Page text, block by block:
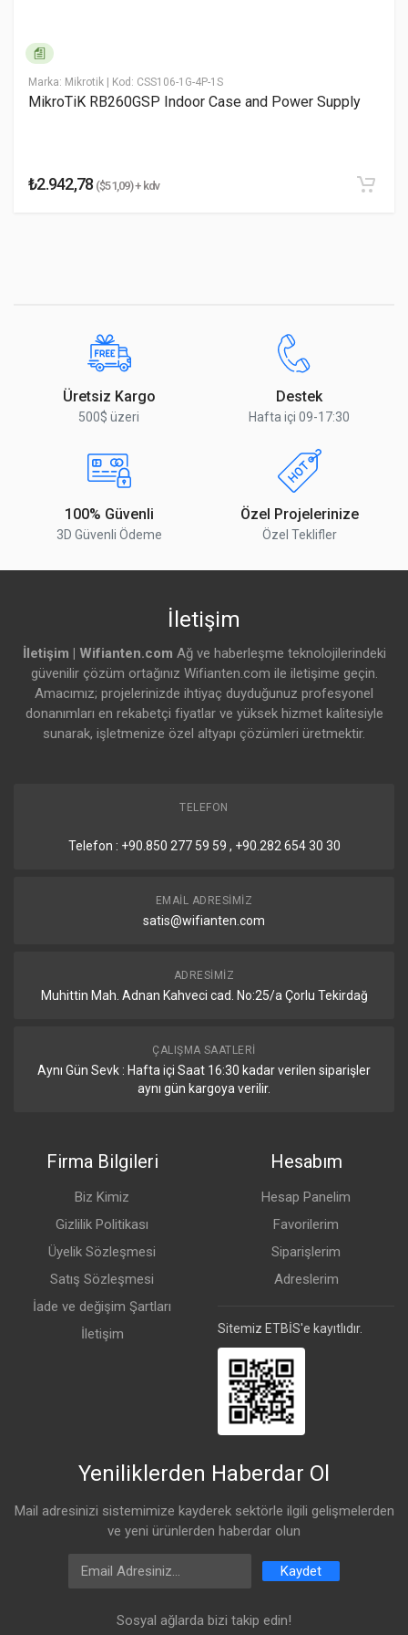
Şok ve Titreşim
Çalışma Sıcaklık ve Nem
Oranı
5 ila 40° C %10-%90
(yoğuşmasız)
* Yorumunuz
Marka: Mikrotik | Kod: CSS106-1G-4P-1S
MikroTiK RB260GSP Indoor Case and Power Supply
₺2.942,78 ($51,09) + kdv
Üretsiz Kargo
500$ üzeri
Destek
Hafta içi 09-17:30
100% Güvenli
3D Güvenli Ödeme
Özel Projelerinize
Özel Teklifler
İletişim
İletişim | Wifianten.com Ağ ve haberleşme teknolojilerindeki
güvenilir çözüm ortağınız Wifianten.com ile iletişime geçin.
Amacımız; projelerinizde ihtiyaç duyduğunuz profesyonel
donanımları en rekabetçi fiyatlar ve yüksek hizmet kalitesiyle
sunarak, işletmenize özel altyapı çözümleri üretmektir.
TELEFON
Telefon : +90.850 277 59 59 , +90.282 654 30 30
EMAIL ADRESIMIZ
satis@wifianten.com
ADRESIMIZ
Muhittin Mah. Adnan Kahveci cad. No:25/a Çorlu Tekirdağ
ÇALIŞMA SAATLERI
Aynı Gün Sevk : Hafta içi Saat 16:30 kadar verilen siparişler
aynı gün kargoya verilir.
Firma Bilgileri
Biz Kimiz
Gizlilik Politikası
Üyelik Sözleşmesi
Satış Sözleşmesi
İade ve değişim Şartları
İletişim
Hesabım
Hesap Panelim
Favorilerim
Siparişlerim
Adreslerim
Sitemiz ETBİS'e kayıtlıdır.
Yeniliklerden Haberdar Ol
Mail adresinizi sistemimize kayderek sektörle ilgili gelişmelerden
ve yeni ürünlerden haberdar olun
Email Address
Kaydet
Sosyal ağlarda bizi takip edin!